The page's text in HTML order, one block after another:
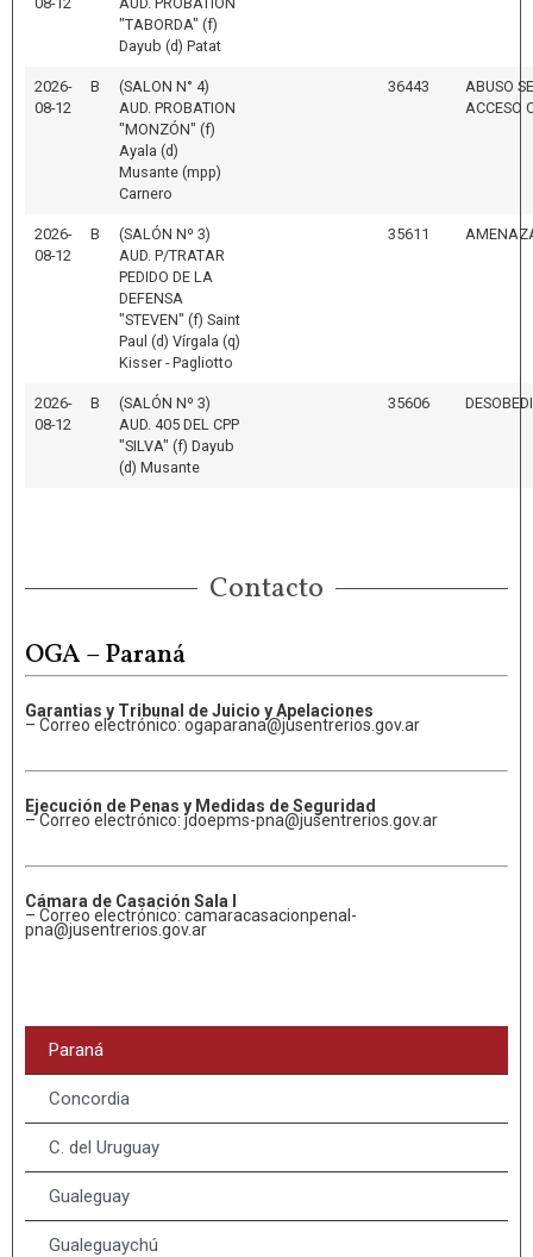
"TABORDA" (f)
Dayub (d) Patat
2026-
08-12
B
(SALON N° 4)
AUD. PROBATION
"MONZÓN" (f)
Ayala (d)
Musante (mpp)
Carnero
36443
ABUSO
ACCESO
2026-
08-12
B
(SALÓN Nº 3)
AUD. P/TRATAR
PEDIDO DE LA
DEFENSA
"STEVEN" (f) Saint
Paul (d) Vírgala (q)
Kisser - Pagliotto
35611
2026-
08-12
B
(SALÓN Nº 3)
AUD. 405 DEL CPP
"SILVA" (f) Dayub
(d) Musante
35606
Contacto
OGA – Paraná
Garantias y Tribunal de Juicio y Apelaciones
– Correo electrónico: ogaparana@jusentrerios.gov.ar
Ejecución de Penas y Medidas de Seguridad
– Correo electrónico: jdoepms-pna@jusentrerios.gov.ar
Cámara de Casación Sala I
– Correo electrónico: camaracasacionpenal-
pna@jusentrerios.gov.ar
Paraná
Concordia
C. del Uruguay
Gualeguay
Gualeguaychú